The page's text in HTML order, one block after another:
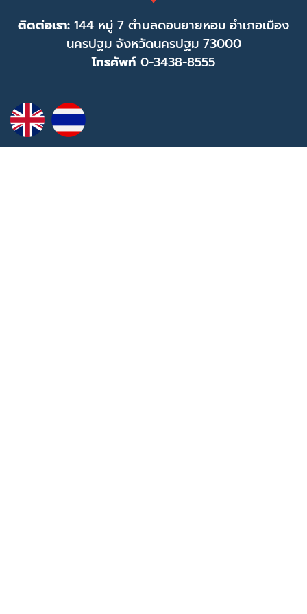
ติดต่อเรา: 144 หมู่ 7 ตำบลดอนยายหอม อำเภอเมือง
นครปฐม จังหวัดนครปฐม 73000
โทรศัพท์ 0-3438-8555